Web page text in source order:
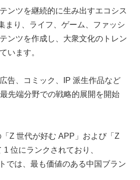
ンツを継続的に生み出すエコシス
まり、ライフ、ゲーム、ファッシ
ンツを作成し、大衆文化のトレン
います。
告、コミック、IP 派生作品など
先端分野での戦略的展開を開始
Z 世代が好む APP」および「Z
位にランクされており、
では、最も価値のある中国ブラン